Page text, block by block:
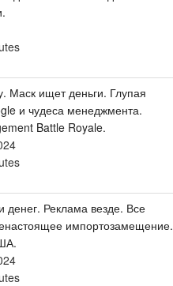
Маск ищет деньги. Глупая
и чудеса менеджмента.
Battle Royale.
денег. Реклама везде. Все
импортозамещение.